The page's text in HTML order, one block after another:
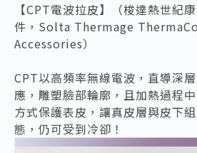
【CPT電波拉皮】（梭達熱世紀
件，Solta Thermage
Accessories）
CPT以高頻率無線電波，直導深
應，雕塑臉部輪廓，且加熱過程
方式保護表皮，讓真皮層與皮下
態，仍可受到冷卻！